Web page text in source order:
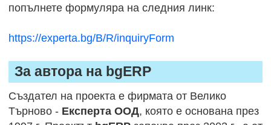
попълнете формуляра на следния линк:
https://experta.bg/B/R/inquiryForm
За автора на bgERP
Създател на проекта е фирмата от Велико
Търново - Експерта ООД, която е основана през